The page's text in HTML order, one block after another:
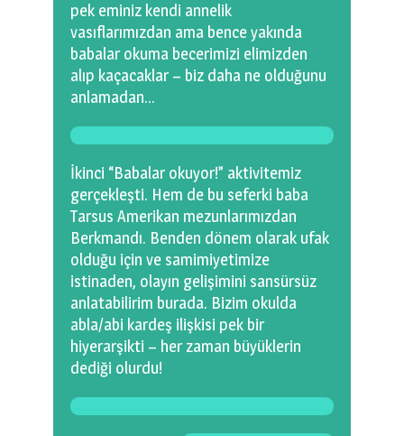
Neler Yapıyoruz?
Basın
0 km.Bızdıklar Yazılarım
Filmlerimiz
Hadi Bize Yazın
pek eminiz kendi annelik
vasıflarımızdan ama bence yakında
babalar okuma becerimizi elimizden
alıp kaçacaklar – biz daha ne olduğunu
anlamadan…
İkinci “Babalar okuyor!” aktivitemiz
gerçekleşti. Hem de bu seferki baba
Tarsus Amerikan mezunlarımızdan
Berkmandı. Benden dönem olarak ufak
olduğu için ve samimiyetimize
istinaden, olayın gelişimini sansürsüz
anlatabilirim burada. Bizim okulda
abla/abi kardeş ilişkisi pek bir
hiyerarşikti – her zaman büyüklerin
dediği olurdu!